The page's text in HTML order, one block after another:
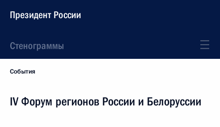
Президент России
Стенограммы
События
IV Форум регионов России и Белоруссии